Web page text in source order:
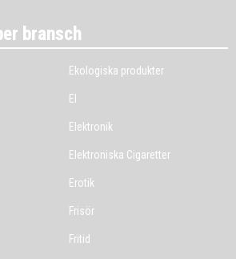
bransch
Ekologiska produkter
El
Elektronik
Elektroniska Cigaretter
Erotik
Frisör
Fritid